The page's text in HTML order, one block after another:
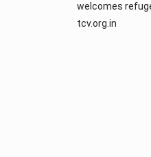
welcomes
tcv.org.in